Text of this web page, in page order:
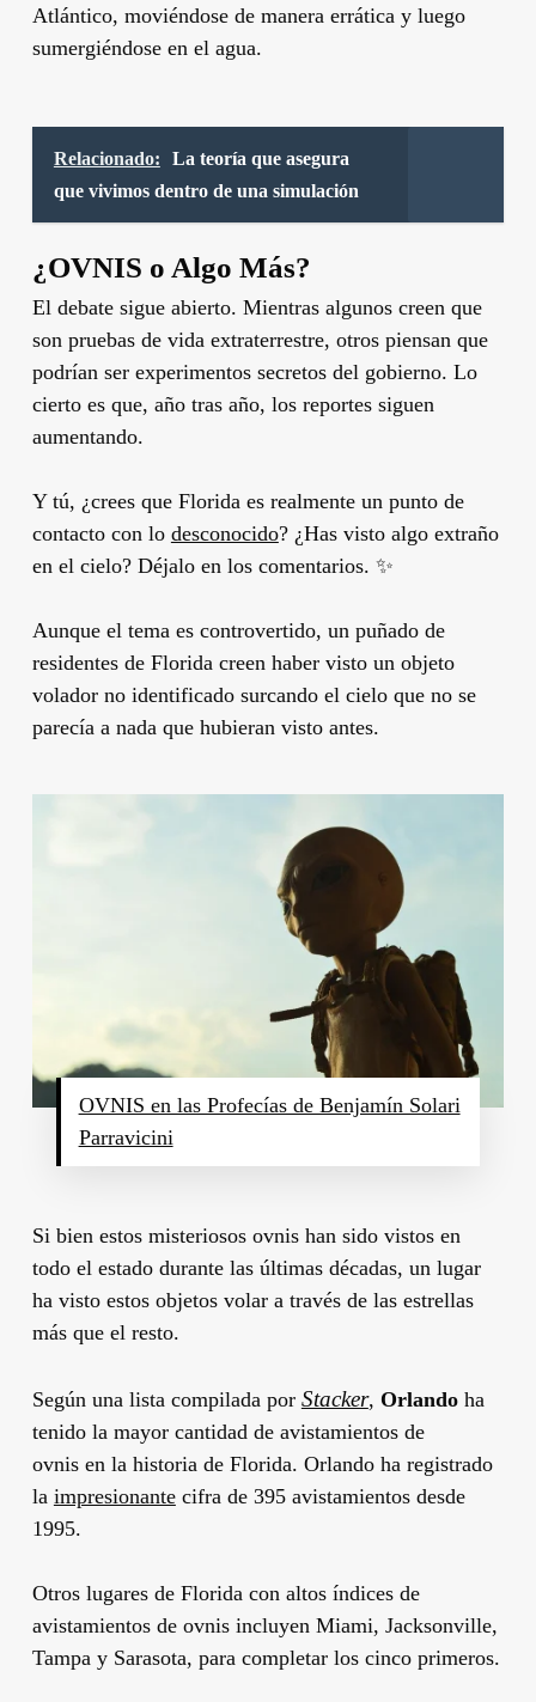
Atlántico, moviéndose de manera errática y luego
sumergiéndose en el agua.
Relacionado:
La teoría que asegura
que vivimos dentro de una simulación
¿OVNIS o Algo Más?
El debate sigue abierto. Mientras algunos creen que
son pruebas de vida extraterrestre, otros piensan que
podrían ser experimentos secretos del gobierno. Lo
cierto es que, año tras año, los reportes siguen
aumentando.
Y tú, ¿crees que Florida es realmente un punto de
contacto con lo desconocido? ¿Has visto algo extraño
en el cielo? Déjalo en los comentarios. ✨
Aunque el tema es controvertido, un puñado de
residentes de Florida creen haber visto un objeto
volador no identificado surcando el cielo que no se
parecía a nada que hubieran visto antes.
OVNIS en las Profecías de Benjamín Solari
Parravicini
Si bien estos misteriosos ovnis han sido vistos en
todo el estado durante las últimas décadas, un lugar
ha visto estos objetos volar a través de las estrellas
más que el resto.
Según una lista compilada por Stacker, Orlandoha
tenido la mayor cantidad de avistamientos de
ovnis en la historia de Florida. Orlando ha registrado
la impresionantecifra de 395 avistamientos desde
1995.
Otros lugares de Florida con altos índices de
avistamientos de ovnis incluyen Miami, Jacksonville,
Tampa y Sarasota, para completar los cinco primeros.